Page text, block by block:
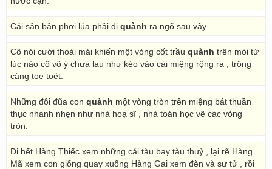
Cái sân bận phơi lúa phải đi quành ra ngõ sau vậy.
Cô nói cười thoải mái khiến một vòng cốt trầu quành trên môi từ
lúc nào cô vô ý chưa lau như kéo vào cái miệng rộng ra , trông
càng toe toét.
Những đôi đũa con quành một vòng tròn trên miệng bát thuần
thục nhanh nhẹn như nhà hoạ sĩ , nhà toán học vẽ các vòng
tròn.
Đi hết Hàng Thiếc xem những cái tàu bay tàu thuỷ , lại rẽ Hàng
Mã xem con giống quay xuống Hàng Gai xem đèn và sư tử , rồi